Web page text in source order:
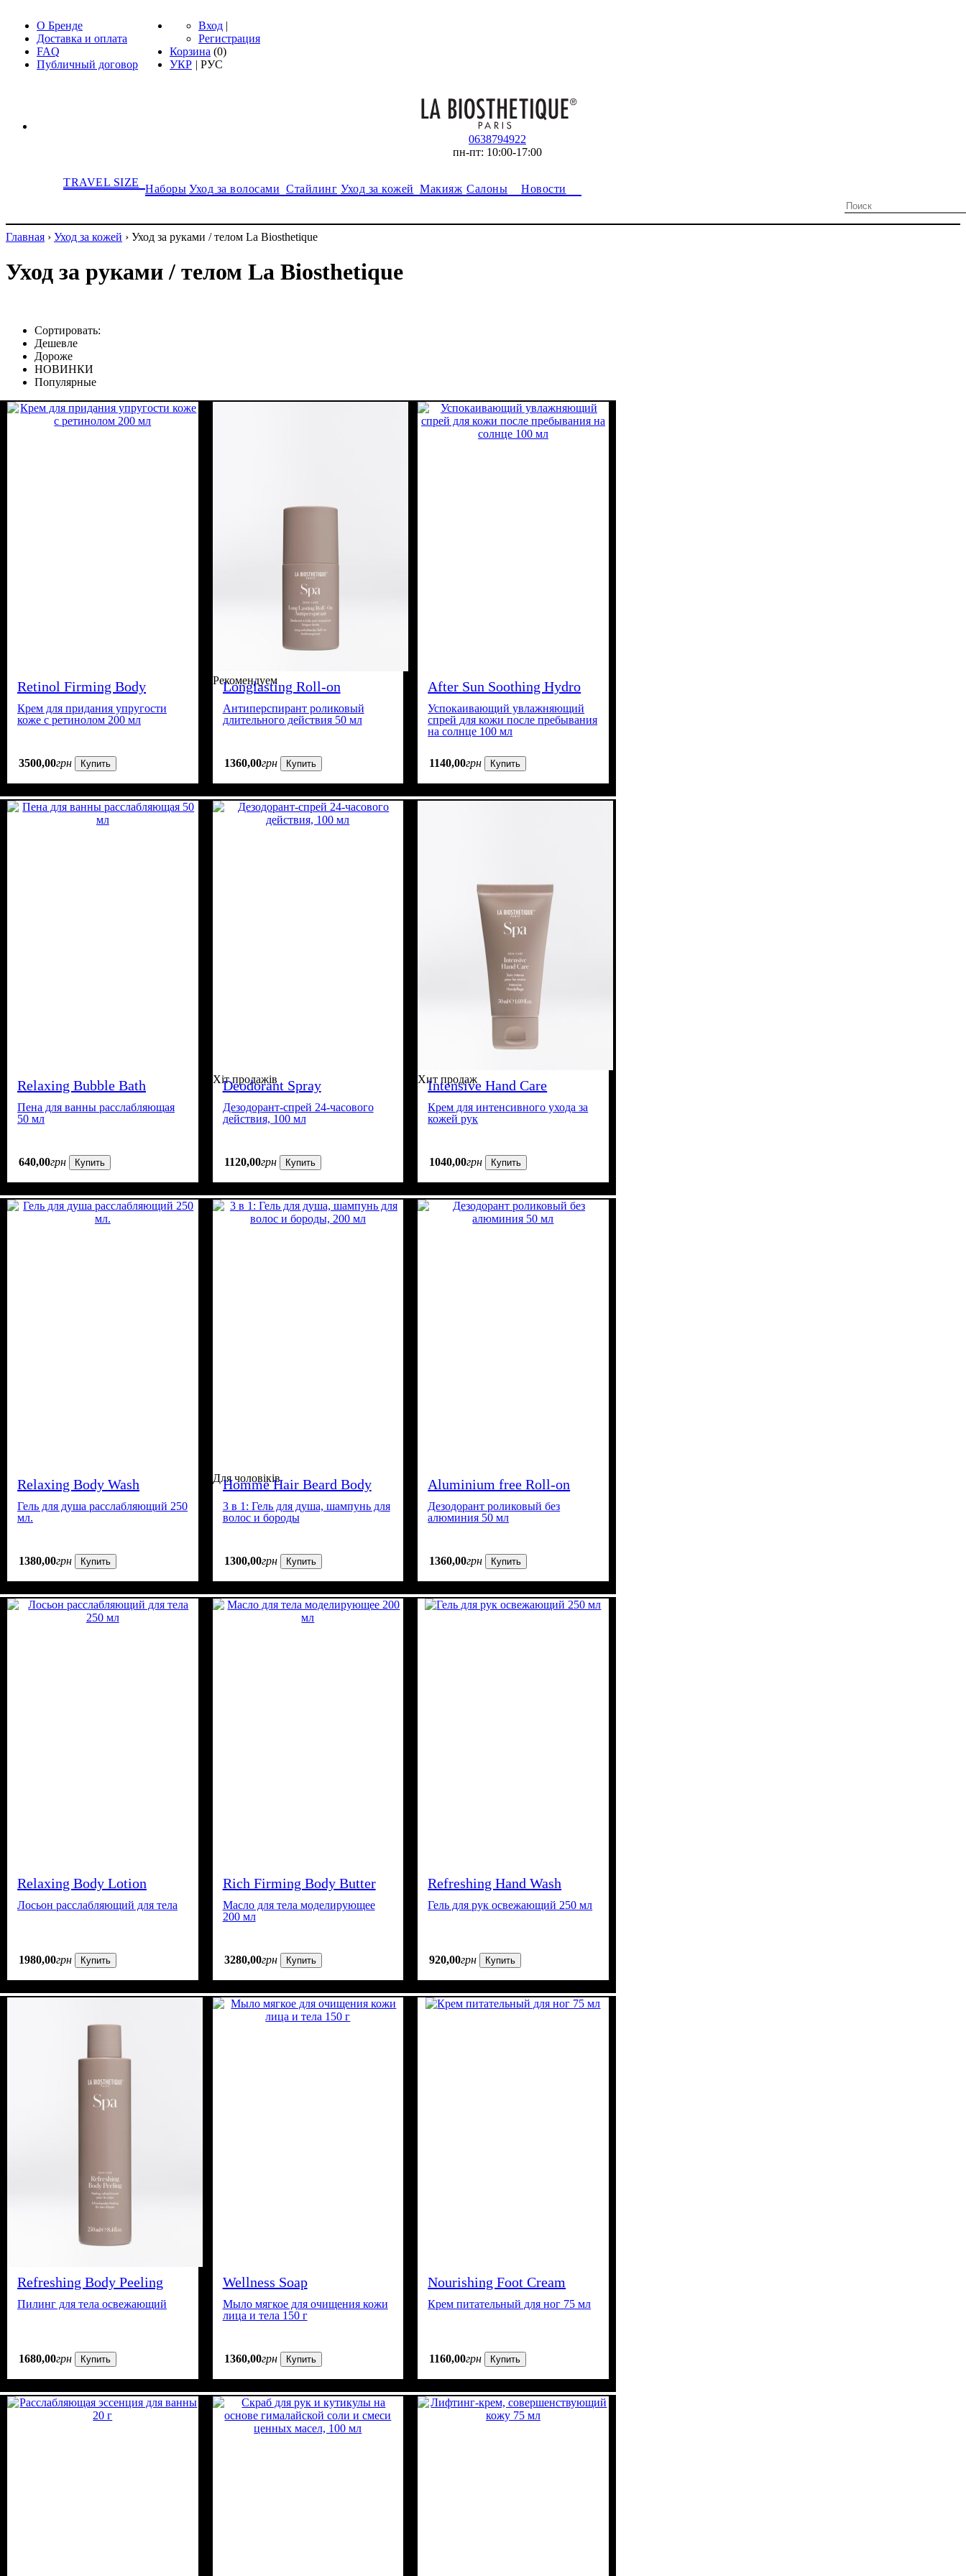
О Бренде
Доставка и оплата
FAQ
Публичный договор
Вход |
Регистрация
Корзина (0)
УКР | РУС
0638794922
пн-пт: 10:00-17:00
TRAVEL SIZE
Наборы Уход за волосами Стайлинг Уход за кожей Макияж Салоны Новости
Главная › Уход за кожей › Уход за руками / телом La Biosthetique
Уход за руками / телом La Biosthetique
Сортировать:
Дешевле
Дороже
НОВИНКИ
Популярные
Retinol Firming Body
Cream
Крем для придания упругости
коже с ретинолом 200 мл
3500,00грн Купить
Рекомендуем
Longlasting Roll-on
Antipersp
Антиперспирант роликовый
длительного действия 50 мл
1360,00грн Купить
After Sun Soothing Hydro
Spray
Успокаивающий увлажняющий
спрей для кожи после пребывания
на солнце 100 мл
1140,00грн Купить
Relaxing Bubble Bath
Пена для ванны расслабляющая
50 мл
640,00грн Купить
Хіт продажів
Deodorant Spray
Дезодорант-спрей 24-часового
действия, 100 мл
1120,00грн Купить
Хит продаж
Intensive Hand Care
Крем для интенсивного ухода за
кожей рук
1040,00грн Купить
Relaxing Body Wash
Гель для душа расслабляющий 250
мл.
1380,00грн Купить
Для чоловіків
Homme Hair Beard Body
Wash
3 в 1: Гель для душа, шампунь для
волос и бороды
1300,00грн Купить
Aluminium free Roll-on
Deodorant
Дезодорант роликовый без
алюминия 50 мл
1360,00грн Купить
Relaxing Body Lotion
Лосьон расслабляющий для тела
1980,00грн Купить
Rich Firming Body Butter
Масло для тела моделирующее
200 мл
3280,00грн Купить
Refreshing Hand Wash
Гель для рук освежающий 250 мл
920,00грн Купить
Refreshing Body Peeling
Пилинг для тела освежающий
1680,00грн Купить
Wellness Soap
Мыло мягкое для очищения кожи
лица и тела 150 г
1360,00грн Купить
Nourishing Foot Cream
Крем питательный для ног 75 мл
1160,00грн Купить